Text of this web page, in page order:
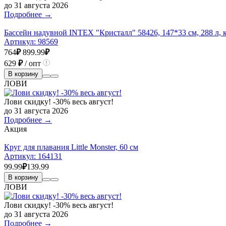
до 31 августа 2026
Подробнее →
Бассейн надувной INTEX "Кристалл" 58426, 147*33 см, 288 л,
Артикул: 98569
764₽ 899.99₽
629 ₽/ опт
В корзину
ЛОВИ
Лови скидку! -30% весь август!
до 31 августа 2026
Подробнее →
Акция
Круг для плавания Little Monster, 60 см
Артикул: 164131
99.99₽139.99
В корзину
ЛОВИ
Лови скидку! -30% весь август!
до 31 августа 2026
Подробнее →